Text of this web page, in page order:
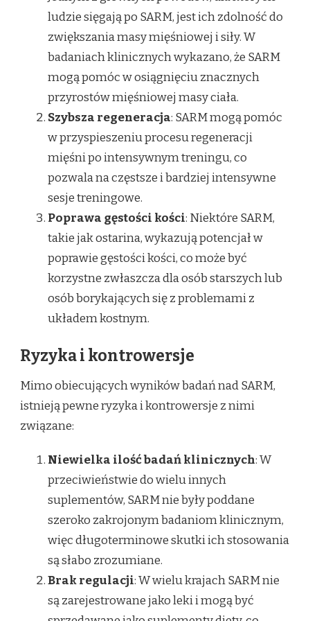
ludzie sięgają po SARM, jest ich zdolność do
zwiększania masy mięśniowej i siły. W
badaniach klinicznych wykazano, że SARM
mogą pomóc w osiągnięciu znacznych
przyrostów mięśniowej masy ciała.
Szybsza regeneracja: SARM mogą pomóc
w przyspieszeniu procesu regeneracji
mięśni po intensywnym treningu, co
pozwala na częstsze i bardziej intensywne
sesje treningowe.
Poprawa gęstości kości: Niektóre SARM,
takie jak ostarina, wykazują potencjał w
poprawie gęstości kości, co może być
korzystne zwłaszcza dla osób starszych lub
osób borykających się z problemami z
układem kostnym.
Ryzyka i kontrowersje
Mimo obiecujących wyników badań nad SARM,
istnieją pewne ryzyka i kontrowersje z nimi
związane:
Niewielka ilość badań klinicznych: W
przeciwieństwie do wielu innych
suplementów, SARM nie były poddane
szeroko zakrojonym badaniom klinicznym,
więc długoterminowe skutki ich stosowania
są słabo zrozumiane.
Brak regulacji: W wielu krajach SARM nie
są zarejestrowane jako leki i mogą być